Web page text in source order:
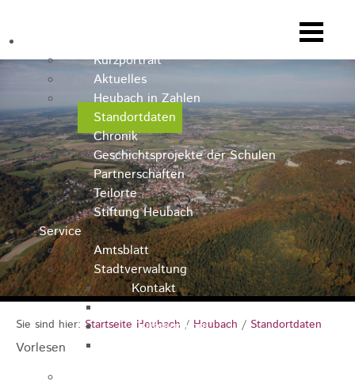
Kurzportrait
Aktuelles
Heubach in Zahlen
Standortdaten
Chronik
Geschichtsprojekte der Schulen
Partnerschaften
Teilorte
Stiftung Heubach
Service
Amtsblatt
Stadtverwaltung
Kontakt
Rathausteam
Organigramm
Sie sind hier: Startseite Heubach / Heubach / Standortdaten
Vorlesen